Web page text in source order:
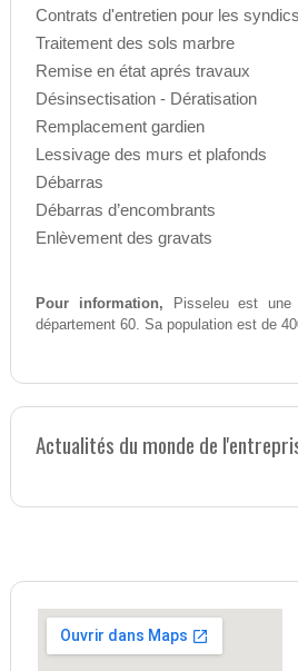
Contrats d'entretien pour les syndics
Traitement des sols marbre
Remise en état aprés travaux
Désinsectisation - Dératisation
Remplacement gardien
Lessivage des murs et plafonds
Débarras
Débarras d’encombrants
Enlèvement des gravats
Pour information, Pisseleu est
département 60. Sa population est de
Actualités du monde de